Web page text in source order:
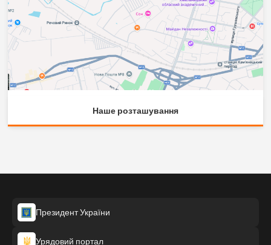
Наше розташування
Президент України
Урядовий портал